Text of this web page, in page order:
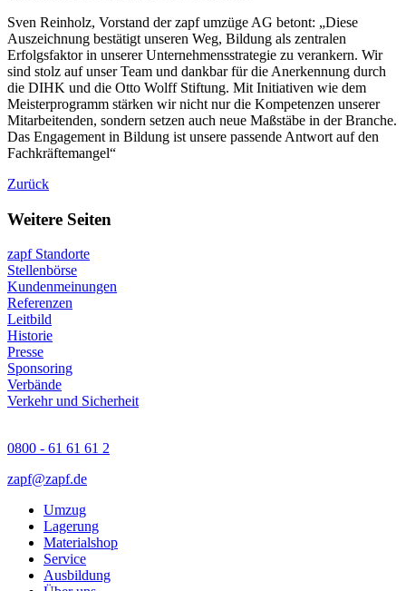
Sven Reinholz, Vorstand der zapf umzüge AG betont: „Diese
Auszeichnung bestätigt unseren Weg, Bildung als zentralen
Erfolgsfaktor in unserer Unternehmensstrategie zu verankern. Wir
sind stolz auf unser Team und dankbar für die Anerkennung durch
die DIHK und die Otto Wolff Stiftung. Mit Initiativen wie dem
Meisterprogramm stärken wir nicht nur die Kompetenzen unserer
Mitarbeitenden, sondern setzen auch neue Maßstäbe in der Branche.
Das Engagement in Bildung ist unsere passende Antwort auf den
Fachkräftemangel“
Zurück
Weitere Seiten
zapf Standorte
Stellenbörse
Kundenmeinungen
Referenzen
Leitbild
Historie
Presse
Sponsoring
Verbände
Verkehr und Sicherheit
0800 - 61 61 61 2
zapf@zapf.de
Umzug
Lagerung
Materialshop
Service
Ausbildung